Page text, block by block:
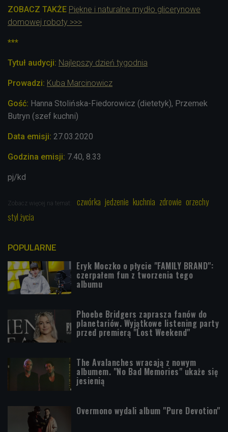
ZOBACZ TAKŻE Piękne i naturalne mydło glicerynowe
domowej roboty >>>
***
Tytuł audycji: Najlepszy dzień tygodnia
Prowadzi: Kuba Marcinowicz
Gość: Hanna Stolińska-Fiedorowicz (dietetyk), Przemek
Butryn (szef kuchni)
Data emisji: 27.03 .2020
Godzina emisji: 7.40, 8.33
pj/kd
Zobacz więcej na temat: czwórka jedzenie kuchnia zdrowie orzechy
styl życia
POPULARNE
Eryk Moczko o płycie "FAMILY BRAND":
czerpałem fun z tworzenia tego
albumu
Phoebe Bridgers zaprasza fanów do
planetariów. Wyjątkowe listening party
przed premierą "Lost Weekend"
The Avalanches wracają z nowym
albumem. "No Bad Memories" ukaże się
jesienią
Overmono wydali album "Pure Devotion"